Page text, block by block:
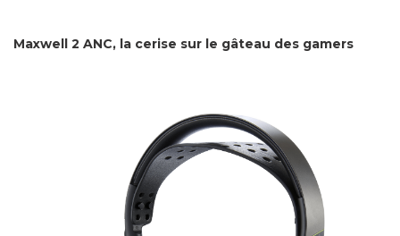
Maxwell 2 ANC, la cerise sur le gâteau des gamers